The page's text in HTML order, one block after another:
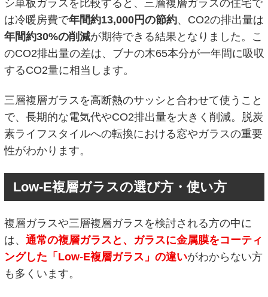
シ単板ガラスを比較すると、三層複層ガラスの住宅で
は冷暖房費で年間約13,000円の節約、CO2の排出量は
年間約30%の削減が期待できる結果となりました。こ
のCO2排出量の差は、ブナの木65本分が一年間に吸収
するCO2量に相当します。
三層複層ガラスを高断熱のサッシと合わせて使うこと
で、長期的な電気代やCO2排出量を大きく削減。脱炭
素ライフスタイルへの転換における窓やガラスの重要
性がわかります。
Low-E複層ガラスの選び方・使い方
複層ガラスや三層複層ガラスを検討される方の中に
は、 通常の複層ガラスと、ガラスに金属膜をコーティ
ングした「Low-E複層ガラス」の違いがわからない方
も多くいます。